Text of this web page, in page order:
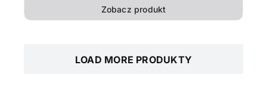
Zobacz produkt
LOAD MORE PRODUKTY